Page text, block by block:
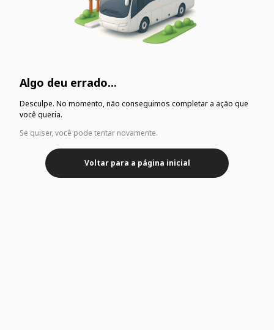
Algo deu errado...
Desculpe. No momento, não conseguimos completar a ação que
você queria.
Se quiser, você pode tentar novamente.
Voltar para a página inicial